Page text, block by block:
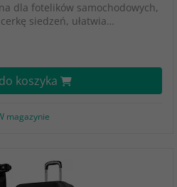
dla fotelików samochodowych,
siedzeń, ułatwia…
koszyka
magazynie